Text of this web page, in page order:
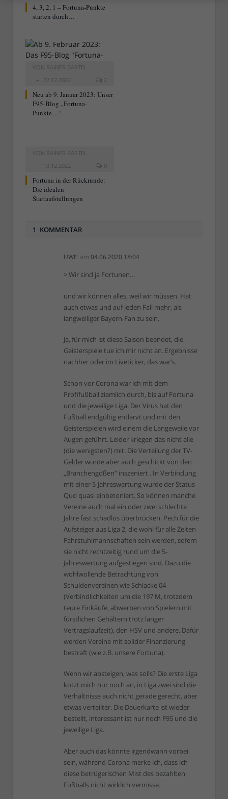
4, 3, 2, 1 – Fortuna-Punkte
starten durch…
VON RAINER BARTEL
22.12.2022
2
Neu ab 9. Januar 2023: Unser
F95-Blog „Fortuna-
Punkte…“
VON RAINER BARTEL
13.12.2022
0
Fortuna in der Rückrunde:
Die idealen
Startaufstellungen
1 KOMMENTAR
UWE am 04.06.2020 18:04
> Wir sind ja Fortunen…
und wir können alles, weil wir müssen. Hat
auch etwas und auf jeden Fall mehr, als
langweiliger Bayern-Fan zu sein.
Ja, für mich ist diese Saison beendet, die
Geisterspiele tue ich mir nicht an. Ergebnisse
nachher oder im Liveticker, das war’s.
Schon vor Corona war ich mit dem
Profifußball ziemlich durch, bis auf Fortuna
und die jeweilige Liga. Der Virus hat den
Fußball endgültig entlarvt und mit den
Geisterspielen wird einem die Langeweile vor
Augen geführt. Leider kriegen das nicht alle
(die wenigsten?) mit. Die Verteilung der TV-
Gelder wurde aber auch geschickt von den
„Branchengößen“ inszeniert . In Verbindung
mit einer 5-Jahreswertung wurde der Status
Quo quasi einbetoniert. So können manche
Vereine auch mal ein oder zwei schlechte
Jahre fast schadlos überbrücken. Pech für die
Aufsteiger aus Liga 2, die wohl für alle Zeiten
Fahrstuhlmannschaften sein werden, sofern
sie nicht rechtzeitig rund um die 5-
Jahreswertung aufgestiegen sind. Dazu die
wohlwollende Betrachtung von
Schuldenvereinen wie Schlacke 04
(Verbindlichkeiten um die 197 M, trotzdem
teure Einkäufe, abwerben von Spielern mit
fürstlichen Gehältern trotz langer
Vertragslaufzeit), den HSV und andere. Dafür
werden Vereine mit solider Finanzierung
bestraft (wie z.B. unsere Fortuna).
Wenn wir absteigen, was solls? Die erste Liga
kotzt mich nur noch an, in Liga zwei sind die
Verhältnisse auch nicht gerade gerecht, aber
etwas verteilter. Die Dauerkarte ist wieder
bestellt, interessant ist nur noch F95 und die
jeweilige Liga.
Aber auch das könnte irgendwann vorbei
sein, während Corona merke ich, dass ich
diese betrügerischen Mist des bezahlten
Fußballs nicht wirklich vermisse.